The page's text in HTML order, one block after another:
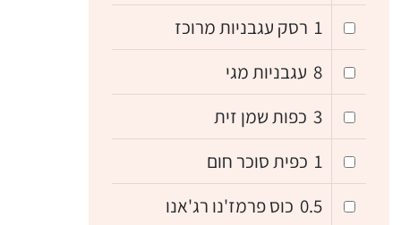
1 רסק עגבניות מרוכז
8 עגבניות מגי
3 כפות שמן זית
1 כפית סוכר חום
0.5 כוס פרמז'נו רג'אנו